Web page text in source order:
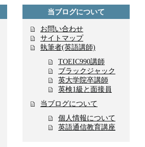
当ブログについて
お問い合わせ
サイトマップ
執筆者(英語講師)
TOEIC990講師
ブラックジャック
英大学院卒講師
英検1級と面接員
当ブログについて
個人情報について
英語通信教育講座
ブラックジャック お問い合わせ